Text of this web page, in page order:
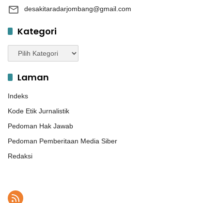
desakitaradarjombang@gmail.com
Kategori
Kategori
Laman
Indeks
Kode Etik Jurnalistik
Pedoman Hak Jawab
Pedoman Pemberitaan Media Siber
Redaksi